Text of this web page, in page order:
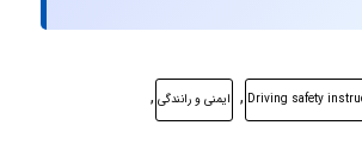
Driving safety
, ایمنی و رانندگی ,